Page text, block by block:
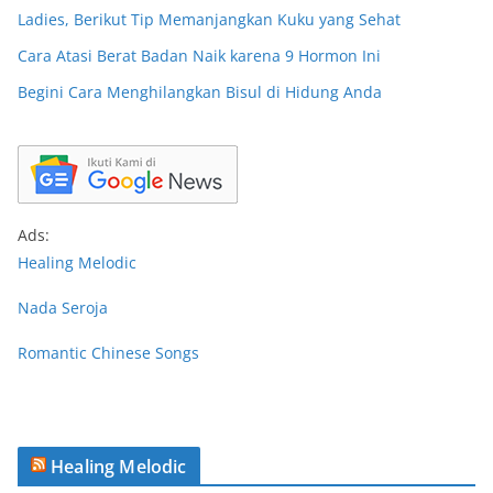
Ladies, Berikut Tip Memanjangkan Kuku yang Sehat
Cara Atasi Berat Badan Naik karena 9 Hormon Ini
Begini Cara Menghilangkan Bisul di Hidung Anda
Ads:
Healing Melodic
Nada Seroja
Romantic Chinese Songs
Healing Melodic